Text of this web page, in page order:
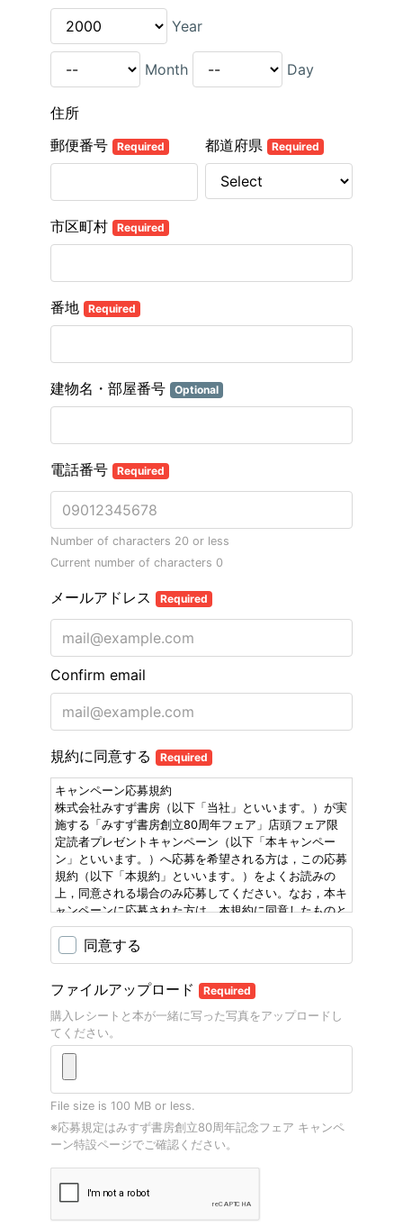
Year
Month Day
住所
郵便番号
Required 都道府県 Required
市区町村 Required
番地 Required
建物名・部屋番号 Optional
電話番号 Required
Number of characters 20 or less
Current number of characters 0
メールアドレス Required
Confirm email
規約に同意する Required
キャンペーン応募規約
株式会社みすず書房（以下「当社」といいます。）が実
施する「みすず書房創立80周年フェア」店頭フェア限
定読者プレゼントキャンペーン（以下「本キャンペー
ン」といいます。）へ応募を希望される方は，この応募
規約（以下「本規約」といいます。）をよくお読みの
上，同意される場合のみ応募してください。なお，本キ
ャンペーンに応募された方は，本規約に同意したものと
みなします。
第1条（適用）
本規約は，本キャンペーンの応募者（以下，「応募者」
といいます。）と当社との間の本キャンペーンに関わる
一切の関係に適用されます。
第2条（個人情報の提供）
本キャンペーンへの応募にあたり応募者の氏名や住所等
を正確に提供して頂く必要がある場合，提供された内容
った場合には，本キャンペーンの対象外とさせて頂くこ
とがあります。
1. 応募者は，当社及び当社から本サービスを承継した第
三者に対して，自らが本キャンペーンを通じてアップロ
ードした投稿やデータファイルについて使用，複製，配
布，他言語への翻訳を含む派生著作物の作成，表示及び
実行に関する全世界的，無償，非独占的，サブライセン
ス可能かつ譲渡可能なライセンスを付与し，著作者人格
同意する
ファイルアップロード Required
購入レシートと本が一緒に写った写真をアップロードし
てください。
File size is 100 MB or less.
※応募規定はみすず書房創立80周年記念フェア キャンペ
ーン特設ページでご確認ください。